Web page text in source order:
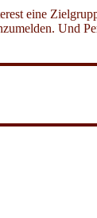
eine
Und